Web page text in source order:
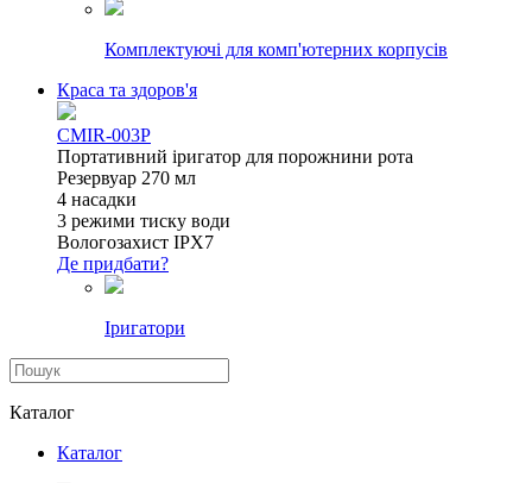
Комплектуючі для комп'ютерних корпусів
Краса та здоров'я
CMIR-003P
Портативний іригатор для порожнини рота
Резервуар 270 мл
4 насадки
3 режими тиску води
Вологозахист IPX7
Де придбати?
Іригатори
Каталог
Каталог